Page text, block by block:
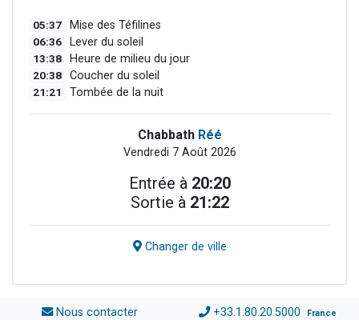
05:37 Mise des Téfilines
06:36 Lever du soleil
13:38 Heure de milieu du jour
20:38 Coucher du soleil
21:21 Tombée de la nuit
Chabbath Réé
Vendredi 7 Août 2026
Entrée à 20:20
Sortie à 21:22
Changer de ville
Nous contacter +33.1.80.20.5000 France